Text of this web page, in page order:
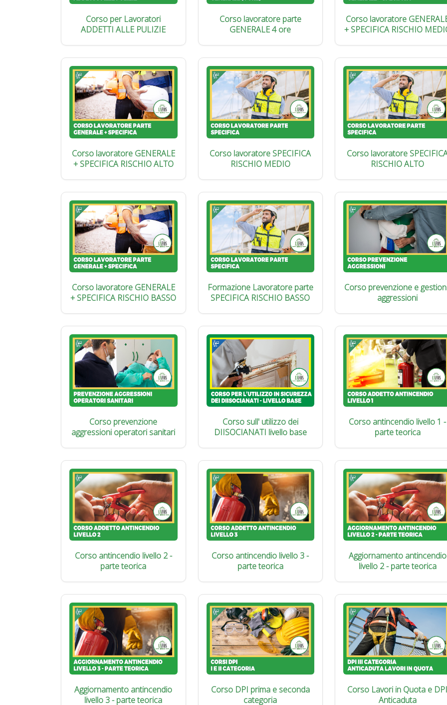
Corso per Lavoratori
ADDETTI ALLE PULIZIE
Corso lavoratore parte
GENERALE 4 ore
Corso lavoratore
+ SPECIFICA RISCHIO
Corso lavoratore GENERALE
+ SPECIFICA RISCHIO ALTO
Corso lavoratore SPECIFICA
RISCHIO MEDIO
Corso lavoratore
RISCHIO ALTO
Corso lavoratore GENERALE
+ SPECIFICA RISCHIO BASSO
Formazione Lavoratore parte
SPECIFICA RISCHIO BASSO
Corso prevenzione e
aggressioni
Corso prevenzione
aggressioni operatori sanitari
Corso sull' utilizzo dei
DIISOCIANATI livello base
Corso antincendio livello 1 -
parte teorica
Corso antincendio livello 2 -
parte teorica
Corso antincendio livello 3 -
parte teorica
Aggiornamento antincendio
livello 2 - parte teorica
Aggiornamento antincendio
livello 3 - parte teorica
Corso DPI prima e seconda
categoria
Corso Lavori in Quota e
Anticaduta